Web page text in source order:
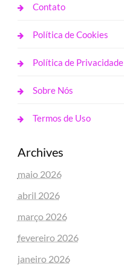
Contato
Política de Cookies
Política de Privacidade
Sobre Nós
Termos de Uso
Archives
maio 2026
abril 2026
março 2026
fevereiro 2026
janeiro 2026